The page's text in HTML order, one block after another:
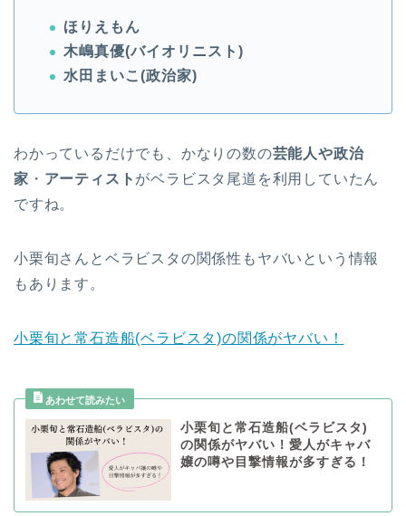
ほりえもん
木嶋真優(バイオリニスト)
水田まいこ(政治家)
わかっているだけでも、かなりの数の芸能人や政治
家 ・ アーティスト がベラビスタ尾道を利用していたん
ですね。
小栗旬さんとベラビスタの関係性もヤバいという情報
もあります。
小栗旬と常石造船(ベラビスタ)の関係がヤバい！
小栗旬と常石造船(ベラビスタ)
の関係がヤバい！愛人がキャバ
嬢の噂や目撃情報が多すぎる！